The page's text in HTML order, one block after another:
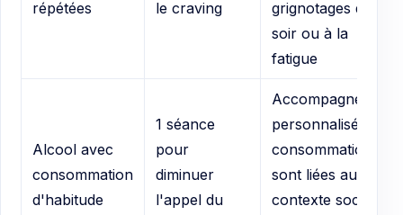
répétées
le craving
grignotages du
soir ou à la
fatigue
Alcool avec
consommation
d'habitude
1 séance
pour
diminuer
l'appel du
Accompagnement
personnalisé si les
consommations
sont liées au
contexte social ou